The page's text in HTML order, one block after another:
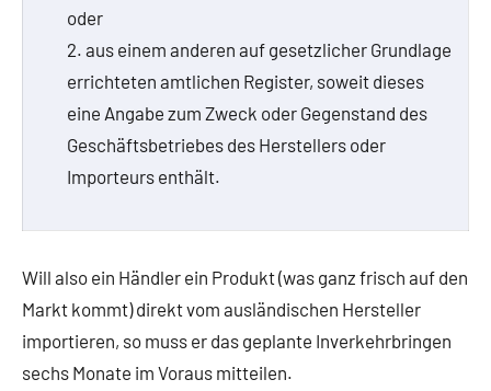
oder
2. aus einem anderen auf gesetzlicher Grundlage
errichteten amtlichen Register, soweit dieses
eine Angabe zum Zweck oder Gegenstand des
Geschäftsbetriebes des Herstellers oder
Importeurs enthält.
Will also ein Händler ein Produkt (was ganz frisch auf den
Markt kommt) direkt vom ausländischen Hersteller
importieren, so muss er das geplante Inverkehrbringen
sechs Monate im Voraus mitteilen.